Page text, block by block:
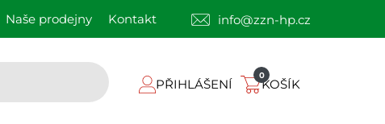
Naše prodejny Kontakt info@zzn-hp.cz
PŘIHLÁŠENÍ
0
KOŠÍK